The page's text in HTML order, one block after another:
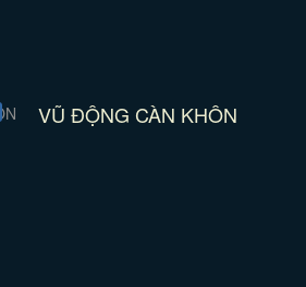
VŨ ĐỘNG CÀN KHÔN